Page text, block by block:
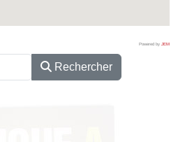
Powered by JEM
Rechercher